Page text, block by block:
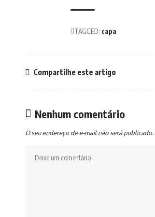
TAGGED: capa
Compartilhe este artigo
Nenhum comentário
O seu endereço de e-mail não será publicado.